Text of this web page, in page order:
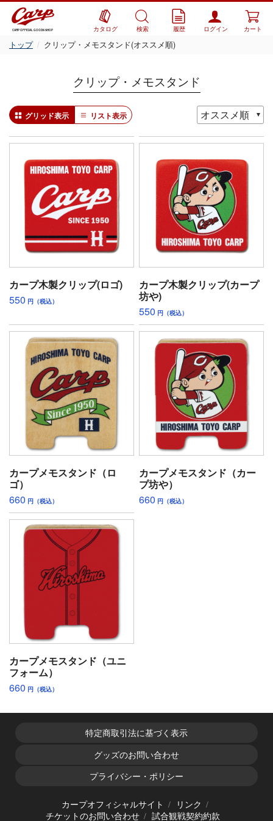
CARP OFFICIAL GOODS SHOP カタログ 検索 履歴 ログイン カート
トップ クリップ・メモスタンド(オススメ順)
クリップ・メモスタンド
グリッド表示 リスト表示
カープ木製クリップ(ロゴ)
550 円（税込）
カープ木製クリップ(カープ
坊や)
550 円（税込）
カープメモスタンド（ロ
ゴ）
660 円（税込）
カープメモスタンド（カー
プ坊や）
660 円（税込）
カープメモスタンド（ユニ
フォーム）
660 円（税込）
特定商取引法に基づく表示
グッズのお問い合わせ
プライバシー・ポリシー
カープオフィシャルサイト
リンク
チケットのお問い合わせ
試合観戦契約約款